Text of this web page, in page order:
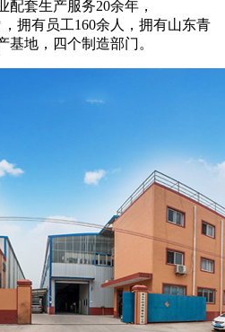
配套生产服务20余年，
拥有员工160余人，拥有山东青
基地，四个制造部门。